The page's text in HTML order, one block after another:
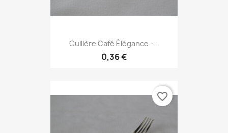
Cuillère Café Élégance -...
0,36 €
favorite_border